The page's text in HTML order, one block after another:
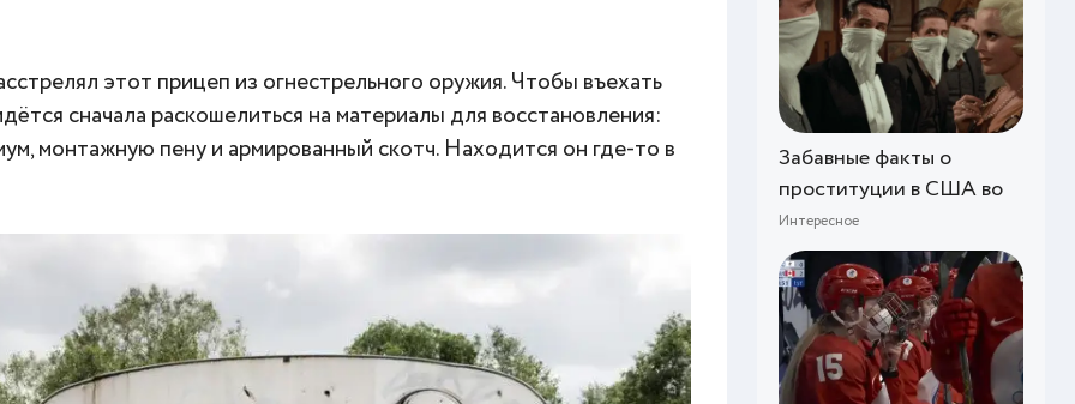
Забавные факты о
проституции в США во
Интересное
этот прицеп из огнестрельного оружия. Чтобы въехать
сначала раскошелиться на материалы для восстановления:
монтажную пену и армированный скотч. Находится он где-то в